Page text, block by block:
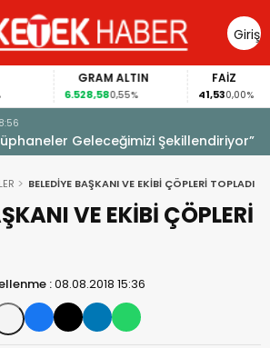
Giriş
Yap
GRAM ALTIN
6.528,580,55%
FAİZ
41,530,00%
Geleceğimizi Şekillendiriyor”
BELEDİYE BAŞKANI VE EKİBİ ÇÖPLERİ TOPLADI
VE EKİBİ ÇÖPLERİ
:08.08.2018 15:36